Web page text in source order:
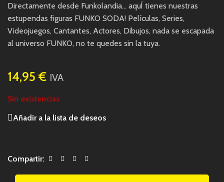
Directamente desde Funkolandia… aquÍ tienes nuestras
estupendas figuras FUNKO SODA! Películas, Series,
Videojuegos, Cantantes, Actores, Dibujos, nada se escapada
al universo FUNKO, no te quedes sin la tuya.
14,95 € IVA
Sin existencias
Añadir a la lista de deseos
Compartir: